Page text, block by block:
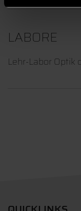
LABORE
Lehr-Labor Optik